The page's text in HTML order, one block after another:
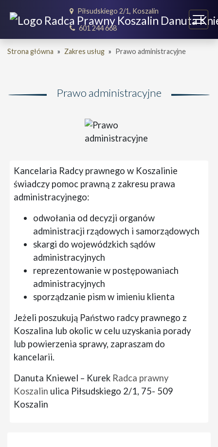
Piłsudskiego 2/1, Koszalin
601 244 668
Strona główna » Zakres usług » Prawo administracyjne
Prawo administracyjne
Kancelaria Radcy prawnego w Koszalinie
świadczy pomoc prawną z zakresu prawa
administracyjnego:
odwołania od decyzji organów
administracji rządowych i samorządowych
skargi do wojewódzkich sądów
administracyjnych
reprezentowanie w postępowaniach
administracyjnych
sporządzanie pism w imieniu klienta
Jeżeli poszukują Państwo radcy prawnego z
Koszalina lub okolic w celu uzyskania porady
lub powierzenia sprawy, zapraszam do
kancelarii.
Danuta Kniewel – Kurek Radca prawny
Koszalin ulica Piłsudskiego 2/1, 75- 509
Koszalin